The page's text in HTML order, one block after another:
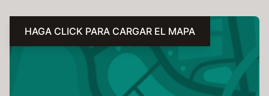
HAGA CLICK PARA CARGAR EL MAPA